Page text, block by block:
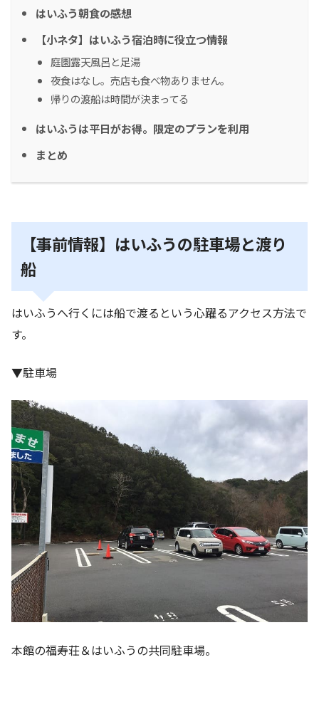
はいふう朝食の感想
【小ネタ】はいふう宿泊時に役立つ情報
庭園露天風呂と足湯
夜食はなし。売店も食べ物ありません。
帰りの渡船は時間が決まってる
はいふうは平日がお得。限定のプランを利用
まとめ
【事前情報】はいふうの駐車場と渡り
船
はいふうへ行くには船で渡るという心躍るアクセス方法で
す。
▼駐車場
本館の福寿荘＆はいふうの共同駐車場。